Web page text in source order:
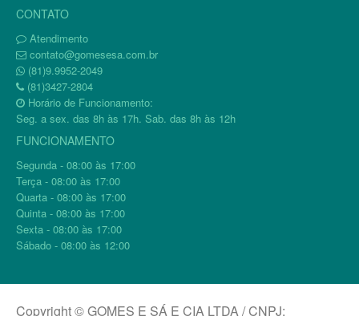
CONTATO
Atendimento
contato@gomesesa.com.br
(81)9.9952-2049
(81)3427-2804
Horário de Funcionamento:
Seg. a sex. das 8h às 17h. Sab. das 8h às 12h
FUNCIONAMENTO
Segunda - 08:00 às 17:00
Terça - 08:00 às 17:00
Quarta - 08:00 às 17:00
Quinta - 08:00 às 17:00
Sexta - 08:00 às 17:00
Sábado - 08:00 às 12:00
Copyright © GOMES E SÁ E CIA LTDA / CNPJ: